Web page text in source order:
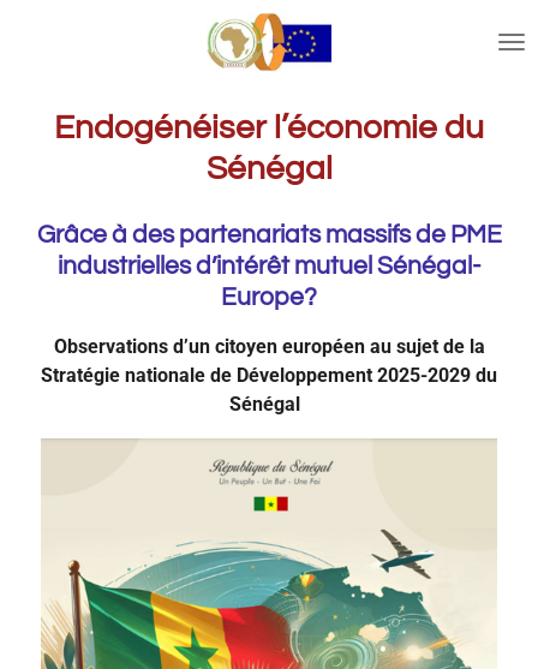
hoofdinhoud
Endogénéiser l’économie du
Sénégal
Grâce à des partenariats massifs de PME
industrielles d’intérêt mutuel Sénégal-
Europe?
Observations d’un citoyen européen au sujet de la
Stratégie nationale de Développement 2025-2029 du
Sénégal